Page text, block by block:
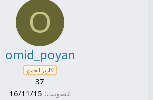
O
omid_poyan
کاربر انجمن
37
عضویت 16/11/15